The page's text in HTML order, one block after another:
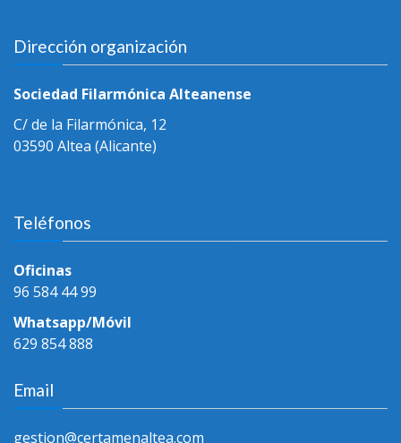
Dirección organización
Sociedad Filarmónica Alteanense
C/ de la Filarmónica, 12
03590 Altea (Alicante)
Teléfonos
Oficinas
96 584 44 99
Whatsapp/Móvil
629 854 888
Email
gestion@certamenaltea.com